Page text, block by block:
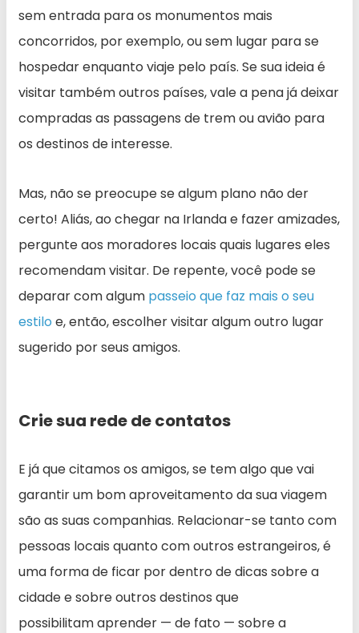
sem entrada para os monumentos mais
concorridos, por exemplo, ou sem lugar para se
hospedar enquanto viaje pelo país. Se sua ideia é
visitar também outros países, vale a pena já deixar
compradas as passagens de trem ou avião para
os destinos de interesse.
Mas, não se preocupe se algum plano não der
certo! Aliás, ao chegar na Irlanda e fazer amizades,
pergunte aos moradores locais quais lugares eles
recomendam visitar. De repente, você pode se
deparar com algum passeio que faz mais o seu
estilo e, então, escolher visitar algum outro lugar
sugerido por seus amigos.
Crie sua rede de contatos
E já que citamos os amigos, se tem algo que vai
garantir um bom aproveitamento da sua viagem
são as suas companhias. Relacionar-se tanto com
pessoas locais quanto com outros estrangeiros, é
uma forma de ficar por dentro de dicas sobre a
cidade e sobre outros destinos que
possibilitam aprender — de fato — sobre a